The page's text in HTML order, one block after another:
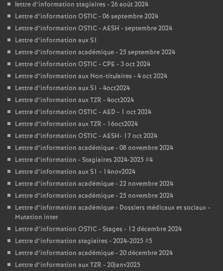
lettre d’information stagiaires - 26 août 2024
Lettre d’information OSTIC - 06 septembre 2024
Lettre d’information OSTIC - AESH - septembre 2024
Lettre d’information aux S1
Lettre d’information académique - 25 septembre 2024
Lettre d’information OSTIC - CPE - 3 oct 2024
Lettre d’information aux Non-titulaires - 4 oct 2024
Lettre d’information aux S1 - 4oct2024
Lettre d’information aux TZR - 4oct2024
Lettre d’information OSTIC - AED - 1 oct 2024
Lettre d’information aux TZR - 16oct2024
Lettre d’information OSTIC - AESH- 17 oct 2024
Lettre d’information académique - 08 novembre 2024
Lettre d’information - Stagiaires 2024-2025 #4
Lettre d’information aux S1 - 14nov2024
Lettre d’information académique - 22 novembre 2024
Lettre d’information académique - 25 novembre 2024
Lettre d’information académique - Dossiers médicaux et sociaux -
Mutation inter
Lettre d’information OSTIC - Stages - 12 décembre 2024
Lettre d’information stagiaires - 2024-2025 #5
Lettre d’information académique - 20 décembre 2024
Lettre d’information aux TZR - 20janv2025